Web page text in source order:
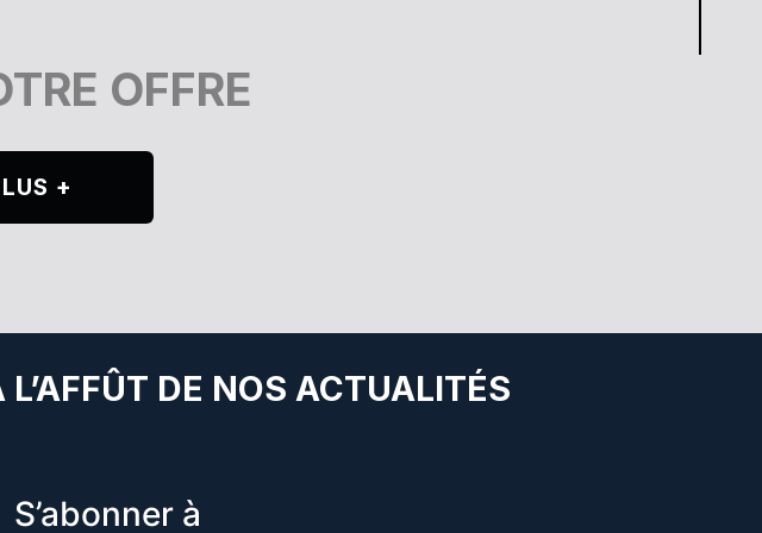
OFFRE
+
L’AFFÛT DE NOS ACTUALITÉS
S’abonner à